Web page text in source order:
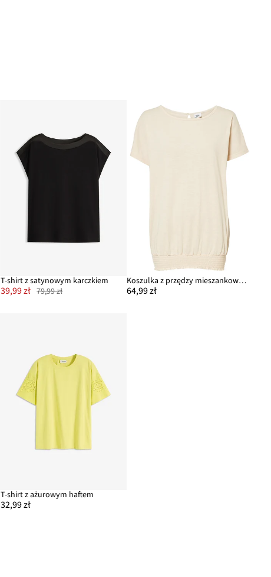
T-shirt z satynowym karczkiem
39,99 zł 79,99 zł
Koszulka z przędzy mieszankowej z marszczeniem w talii, z bawełny organicznej
64,99 zł
T-shirt z ażurowym haftem
32,99 zł